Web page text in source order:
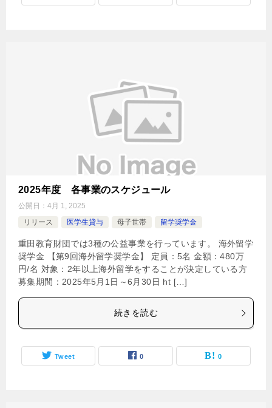
2025年度 各事業のスケジュール
公開日： 4月 1, 2025
リリース
医学生貸与 母子世帯 留学奨学金
重田教育財団では3種の公益事業を行っています。 海外留学
奨学金 【第9回海外留学奨学金】 定員：5名 金額：480万
円/名 対象：2年以上海外留学をすることが決定している方
募集期間：2025年5月1日～6月30日 ht […]
続きを読む
Tweet 0 0